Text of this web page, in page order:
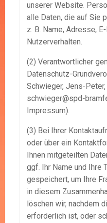
unserer Website.
alle Daten, die auf Sie
z. B. Name, Adresse,
Nutzerverhalten.
(2) Verantwortlicher
Datenschutz-
Schwieger, Jens-
schwieger@spd-
Impressum).
(3) Bei Ihrer
oder über ein
Ihnen mitgeteilten
ggf. Ihr Name und Ihre
gespeichert, um Ihre
in diesem
löschen wir, nachdem
erforderlich ist, oder